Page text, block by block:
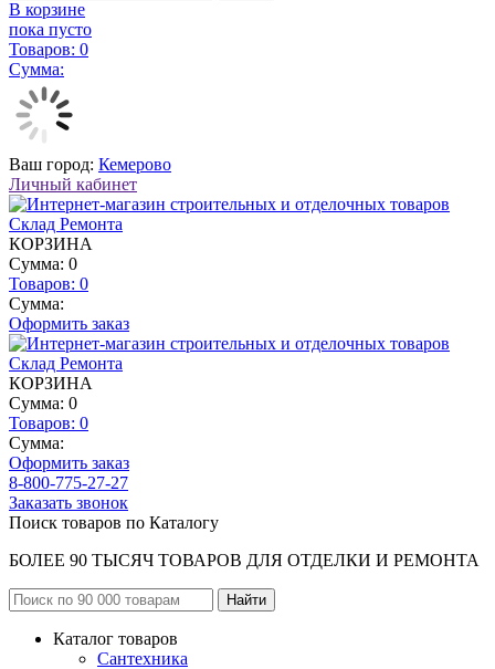
В корзине
пока пусто
Товаров: 0
Сумма:
Ваш город: Кемерово
Личный кабинет
КОРЗИНА
Сумма: 0
Товаров: 0
Сумма:
Оформить заказ
КОРЗИНА
Сумма: 0
Товаров: 0
Сумма:
Оформить заказ
8-800-775-27-27
Заказать звонок
Поиск товаров по Каталогу
БОЛЕЕ 90 ТЫСЯЧ ТОВАРОВ ДЛЯ ОТДЕЛКИ И РЕМОНТА
Каталог товаров
Сантехника